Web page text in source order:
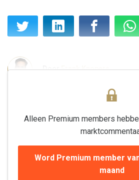
DoorFrank Knopers
Alleen Premium members
Word Premium member
maand